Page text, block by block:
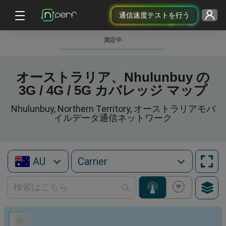
通信速度テストを行う
測定中
オーストラリア、Nhulunbuy の
3G / 4G / 5G カバレッジ マップ
Nhulunbuy, Northern Territory, オーストラリアモバ
イルデータ通信ネットワーク
AU